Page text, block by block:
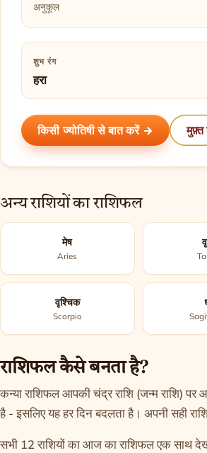
अनुकूल
शुभ रंग
हरा
किसी ज्योतिषी से बात करें → मुफ़्त
अन्य राशियों का राशिफल
मेष
Aries
वृश्चिक
Scorpio
राशिफल कैसे बनता है?
कन्या राशिफल आपकी चंद्र राशि (जन्म राशि) पर
है - इसलिए यह हर दिन बदलता है। अपनी सही
सभी 12 राशियों का आज का राशिफल एक साथ